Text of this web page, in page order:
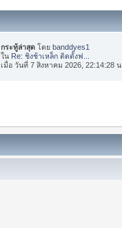
กระทู้ล่าสุด โดยbanddyes1
ใน Re: ชิงช้าเหล็ก ติดตั้งฟ...
เมื่อ วันที่ 7 สิงหาคม 2026, 22:14:28 น.